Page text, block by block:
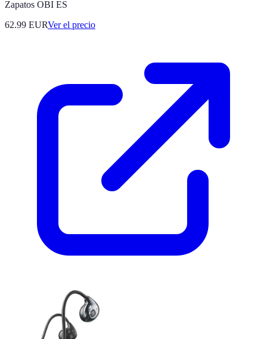
Zapatos OBI ES
62.99 EURVer el precio